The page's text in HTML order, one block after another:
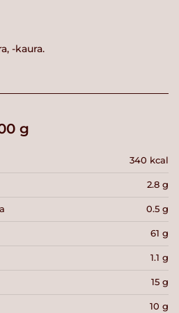
-kaura.
g
340 kcal
2.8 g
0.5 g
61 g
1.1 g
15 g
10 g